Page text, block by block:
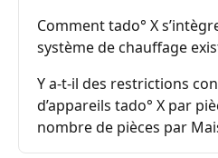
Comment tado° X
système de chauffage
Y a-t-il des restrictions
d’appareils tado° X par
nombre de pièces par